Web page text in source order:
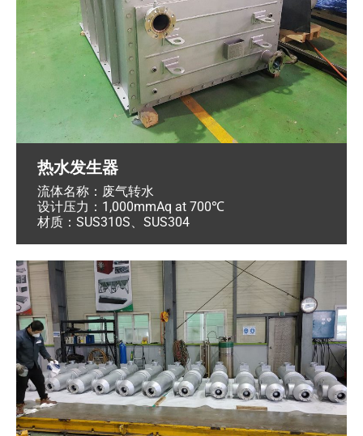
热水发生器
流体名称：废气转水
设计压力：1,000mmAq at 700℃
材质：SUS310S、SUS304